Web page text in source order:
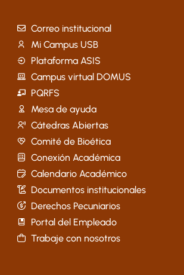
Correo institucional
Mi Campus USB
Plataforma ASIS
Campus virtual DOMUS
PQRFS
Mesa de ayuda
Cátedras Abiertas
Comité de Bioética
Conexión Académica
Calendario Académico
Documentos institucionales
Derechos Pecuniarios
Portal del Empleado
Trabaje con nosotros